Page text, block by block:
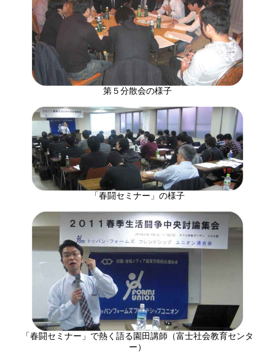
第５分散会の様子
「春闘セミナー」の様子
「春闘セミナー」で熱く語る園田講師（富士社会教育センタ
ー）